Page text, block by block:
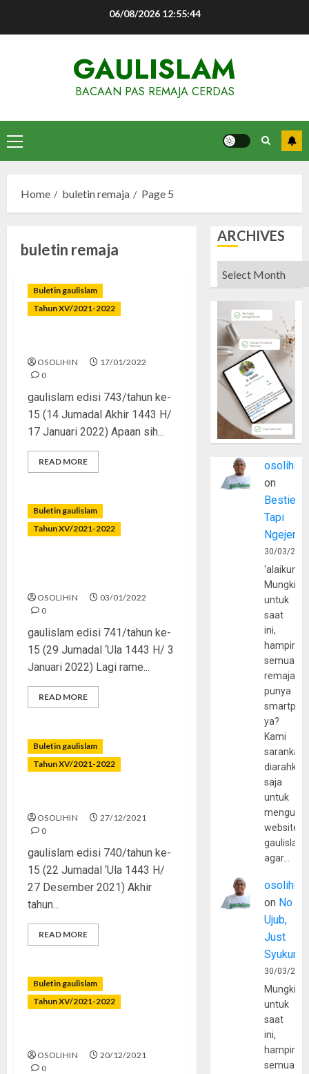
06/08/2026 12:55:44
GAULISLAM
BACAAN PAS REMAJA CERDAS
Primary
Menu
Home buletin remaja Page 5
buletin remaja
Buletin gaulislam
Tahun XV/2021-2022
OSOLIHIN
17/01/2022
0
gaulislam edisi 743/tahun ke-
15 (14 Jumadal Akhir 1443 H/
17 Januari 2022) Apaan sih...
READ MORE
Buletin gaulislam
Tahun XV/2021-2022
OSOLIHIN
03/01/2022
0
gaulislam edisi 741/tahun ke-
15 (29 Jumadal ‘Ula 1443 H/ 3
Januari 2022) Lagi rame...
READ MORE
Buletin gaulislam
Tahun XV/2021-2022
OSOLIHIN
27/12/2021
0
gaulislam edisi 740/tahun ke-
15 (22 Jumadal ‘Ula 1443 H/
27 Desember 2021) Akhir
tahun...
READ MORE
Buletin gaulislam
Tahun XV/2021-2022
OSOLIHIN
20/12/2021
0
ARCHIVES
Archives
osolihin
on
Bestie
Tapi
30/03/
Mungkin
untuk
saat
ini,
hampir
semua
remaja
punya
ya?
Kami
sarankan,
diarahkan
saja
untuk
website
agar…
osolihin
on No
Ujub,
Just
Syukur
30/03/
Mungkin
untuk
saat
ini,
hampir
semua